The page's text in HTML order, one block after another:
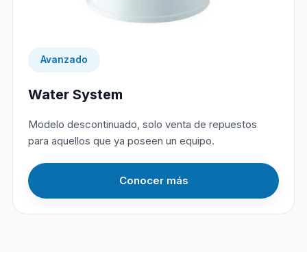
Avanzado
Water System
Modelo descontinuado, solo venta de repuestos
para aquellos que ya poseen un equipo.
Conocer más